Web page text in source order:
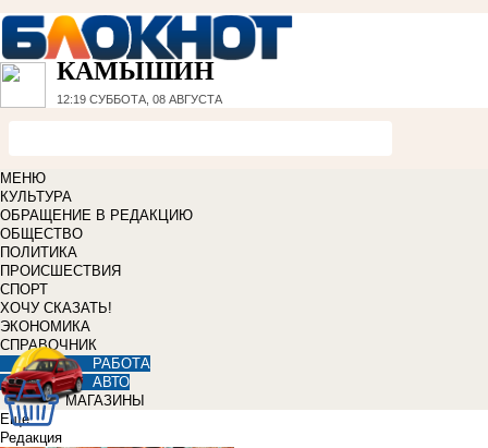
КАМЫШИН
12:19 СУББОТА, 08 АВГУСТА
МЕНЮ
КУЛЬТУРА
ОБРАЩЕНИЕ В РЕДАКЦИЮ
ОБЩЕСТВО
ПОЛИТИКА
ПРОИСШЕСТВИЯ
СПОРТ
ХОЧУ СКАЗАТЬ!
ЭКОНОМИКА
СПРАВОЧНИК
РАБОТА
АВТО
МАГАЗИНЫ
Еще
Редакция